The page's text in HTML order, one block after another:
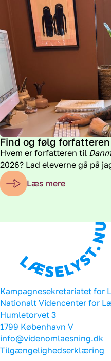
Find og følg forfatteren
Hvem er forfatteren til
2026? Lad eleverne gå på
Læs mere
Kampagnesekretariatet for
Nationalt Videncenter for
Humletorvet 3
1799 København V
info@videnomlaesning.dk
Tilgængelighedserklæring